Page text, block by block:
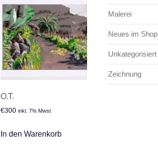
O.T.
€300 inkl. 7% Mwst
In den Warenkorb
Malerei
Neues im Shop
Unkategorisiert
Zeichnung